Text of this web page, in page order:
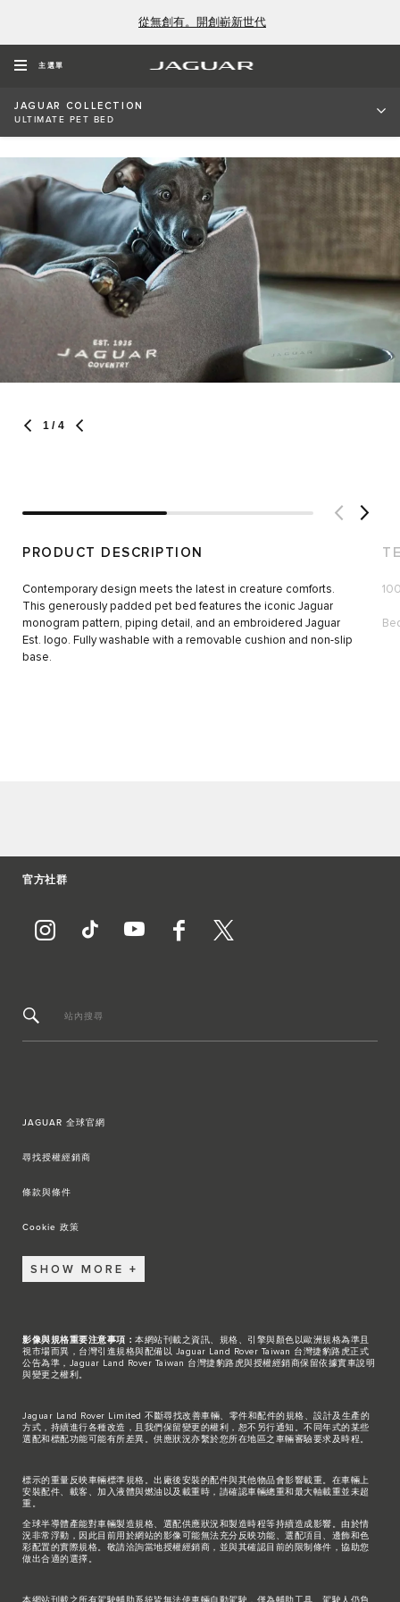
從無創有。開創嶄新世代
主選單
JAGUAR COLLECTION
ULTIMATE PET BED
ULTIMATE PET BED
SKU: 50JJPT983GYE
1 / 4
PRODUCT DESCRIPTION
Contemporary design meets the latest in creature comforts.
This generously padded pet bed features the iconic Jaguar
monogram pattern, piping detail, and an embroidered Jaguar
Est. logo. Fully washable with a removable cushion and non-slip
base.
官方社群
站內搜尋
JAGUAR 全球官網
尋找授權經銷商
條款與條件
Cookie 政策
SHOW MORE
影像與規格重要注意事項： 本網站刊載之資訊、規格、引擎與顏色以歐洲規格為準且
視市場而異，台灣引進規格與配備以 Jaguar Land Rover Taiwan 台灣捷豹路虎正式
公告為準，Jaguar Land Rover Taiwan 台灣捷豹路虎與授權經銷商保留依據實車說明
與變更之權利。
Jaguar Land Rover Limited 不斷尋找改善車輛、零件和配件的規格、設計及生產的
方式，持續進行各種改造，且我們保留變更的權利，恕不另行通知。不同年式的某些
選配和標配功能可能有所差異。供應狀況亦繫於您所在地區之車輛審驗要求及時程。
標示的重量反映車輛標準規格。出廠後安裝的配件與其他物品會影響載重。在車輛上
安裝配件、載客、加入液體與燃油以及載重時，請確認車輛總重和最大軸載重並未超
重。
全球半導體產能對車輛製造規格、選配供應狀況和製造時程等持續造成影響。由於情
況非常浮動，因此目前用於網站的影像可能無法充分反映功能、選配項目、邊飾和色
彩配置的實際規格。敬請洽詢當地授權經銷商，並與其確認目前的限制條件，協助您
做出合適的選擇。